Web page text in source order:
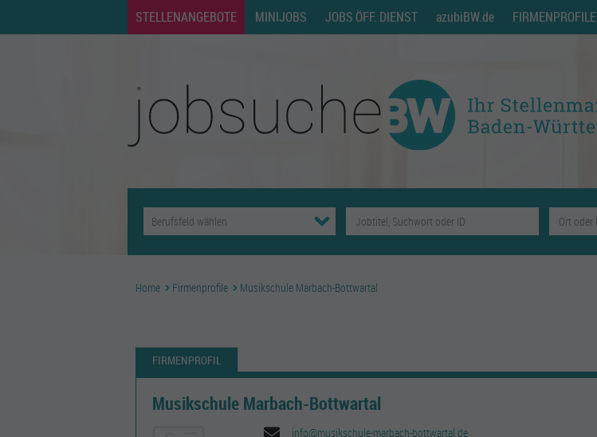
STELLENANGEBOTE MINIJOBS JOBS ÖFF. DIENST azubiBW.de FIRMENPROFILE
Home Firmenprofile Musikschule Marbach-Bottwartal
FIRMENPROFIL
Musikschule Marbach-Bottwartal
info@musikschule-marbach-bottwartal.de